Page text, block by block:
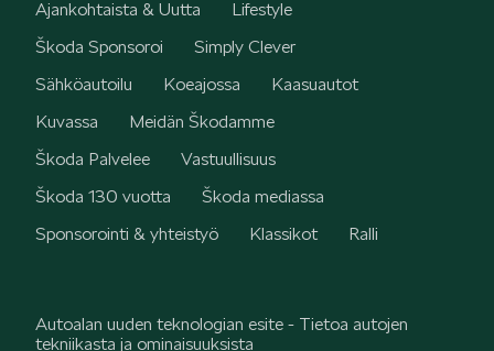
Ajankohtaista & Uutta
Lifestyle
Škoda Sponsoroi
Simply Clever
Sähköautoilu
Koeajossa
Kaasuautot
Kuvassa
Meidän Škodamme
Škoda Palvelee
Vastuullisuus
Škoda 130 vuotta
Škoda mediassa
Sponsorointi & yhteistyö
Klassikot Ralli
Autoalan uuden teknologian esite - Tietoa autojen
tekniikasta ja ominaisuuksista